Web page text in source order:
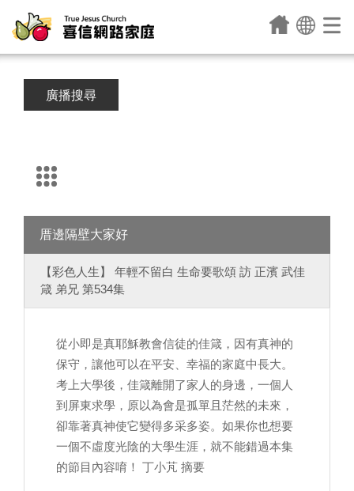
廣播搜尋
厝邊隔壁大家好
【彩色人生】 年輕不留白 生命要歌頌 訪 正濱 武佳
箴 弟兄 第534集
從小即是真耶穌教會信徒的佳箴，因有真神的
保守，讓他可以在平安、幸福的家庭中長大。
考上大學後，佳箴離開了家人的身邊，一個人
到屏東求學，原以為會是孤單且茫然的未來，
卻靠著真神使它變得多采多姿。如果你也想要
一個不虛度光陰的大學生涯，就不能錯過本集
的節目內容唷！ 丁小芃 摘要